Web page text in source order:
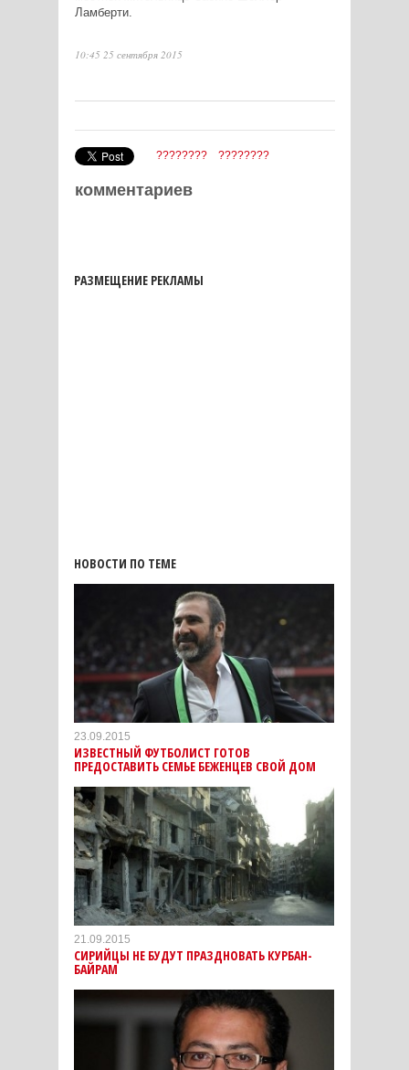
Ламберти.
10:45 25 сентября 2015
???????? ????????
комментариев
РАЗМЕЩЕНИЕ РЕКЛАМЫ
НОВОСТИ ПО ТЕМЕ
23.09.2015
ИЗВЕСТНЫЙ ФУТБОЛИСТ ГОТОВ
ПРЕДОСТАВИТЬ СЕМЬЕ БЕЖЕНЦЕВ СВОЙ ДОМ
21.09.2015
СИРИЙЦЫ НЕ БУДУТ ПРАЗДНОВАТЬ КУРБАН-
БАЙРАМ